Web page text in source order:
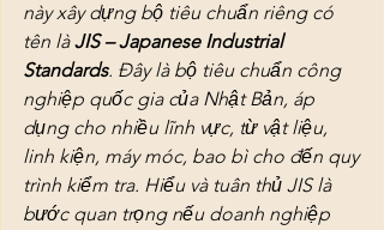
này xây dựng bộ tiêu chuẩn riêng có
tên là JIS – Japanese Industrial
Standards. Đây là bộ tiêu chuẩn công
nghiệp quốc gia của Nhật Bản, áp
dụng cho nhiều lĩnh vực, từ vật liệu,
linh kiện, máy móc, bao bì cho đến quy
trình kiểm tra. Hiểu và tuân thủ JIS là
bước quan trọng nếu doanh nghiệp